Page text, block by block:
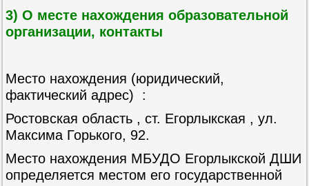
3) О месте нахождения образовательной
организации, контакты
Место нахождения (юридический,
фактический адрес) :
Ростовская область , ст. Егорлыкская , ул.
Максима Горького, 92.
Место нахождения МБУДО Егорлыкской ДШИ
определяется местом его государственной